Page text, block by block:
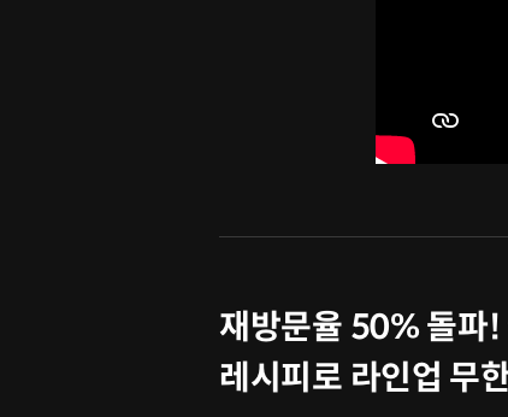
재방문율 50% 돌파!
레시피로 라인업 무